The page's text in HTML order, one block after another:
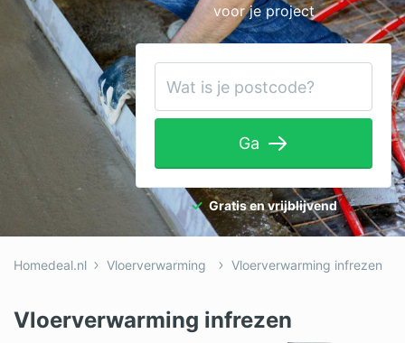
Laadpalen
Schilderwerk
Tuinaanleg
Ventilatie
Warmtepomp
Wellness
Zonnepanelen
Overige projecten
voor je project
Ga
Gratis en vrijblijvend
Homedeal.nl Vloerverwarming Vloerverwarming infrezen
Vloerverwarming infrezen